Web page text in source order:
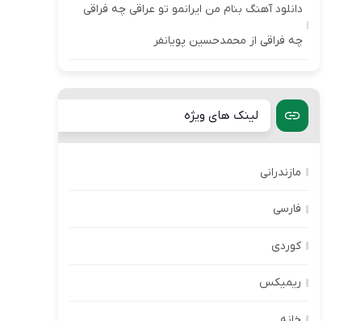
دانلود آهنگ بنام من ایرانمو تو عراقی چه فراقی
چه فراقی از محمدحسین پویانفر
لینک های ویژه
مازندرانی
فارسی
کوردی
ریمیکس